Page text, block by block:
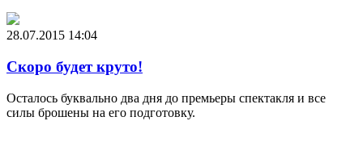
28.07.2015 14:04
Скоро будет круто!
Осталось буквально два дня до премьеры спектакля и все
силы брошены на его подготовку.